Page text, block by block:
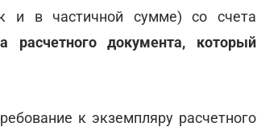
и в частичной сумме) со счета
расчетного документа, который
к экземпляру расчетного